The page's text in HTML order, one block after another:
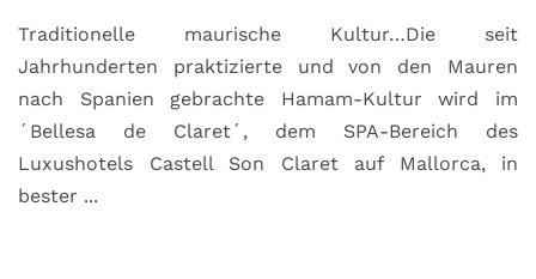
Traditionelle maurische Kultur…Die seit
Jahrhunderten praktizierte und von den Mauren
nach Spanien gebrachte Hamam-Kultur wird im
´Bellesa de Claret´, dem SPA-Bereich des
Luxushotels Castell Son Claret auf Mallorca, in
bester ...